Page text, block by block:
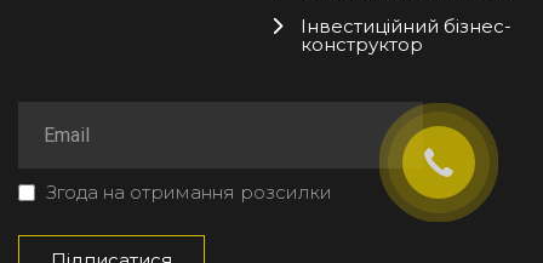
Інвестиційний бізнес-
конструктор
Згода на отримання розсилки